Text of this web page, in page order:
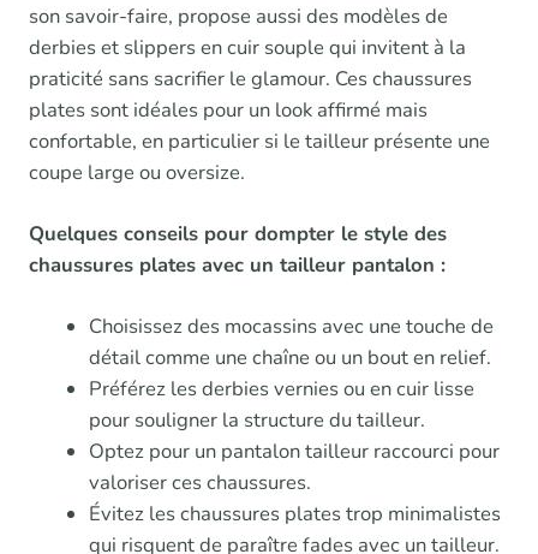
son savoir-faire, propose aussi des modèles de
derbies et slippers en cuir souple qui invitent à la
praticité sans sacrifier le glamour. Ces chaussures
plates sont idéales pour un look affirmé mais
confortable, en particulier si le tailleur présente une
coupe large ou oversize.
Quelques conseils pour dompter le style des
chaussures plates avec un tailleur pantalon :
Choisissez des mocassins avec une touche de
détail comme une chaîne ou un bout en relief.
Préférez les derbies vernies ou en cuir lisse
pour souligner la structure du tailleur.
Optez pour un pantalon tailleur raccourci pour
valoriser ces chaussures.
Évitez les chaussures plates trop minimalistes
qui risquent de paraître fades avec un tailleur.